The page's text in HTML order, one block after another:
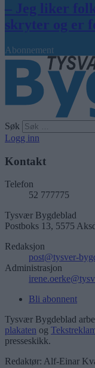
– Jeg liker
skryter og er
Abonnement
Søk
Logg inn
Kontakt
Telefon
52 777775
Tysvær Bygdeblad
Postboks 13, 5575
Redaksjon
post@tysver-
Administrasjon
Bli abonnent
Tysvær Bygdeblad
plakaten og
presseskikk.
Redaktør: Alf-Einar